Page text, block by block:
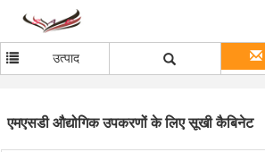
उत्पाद
एमएसडी औद्योगिक उपकरणों के लिए सूखी कैबिनेट